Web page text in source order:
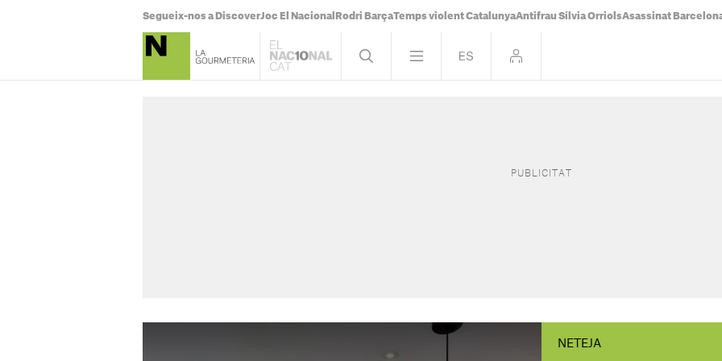
Segueix-nos a DiscoverJoc El Nacional Rodri BarçaTemps violent CatalunyaAntifrau Sílvia OrriolsAsassinat
NETEJA